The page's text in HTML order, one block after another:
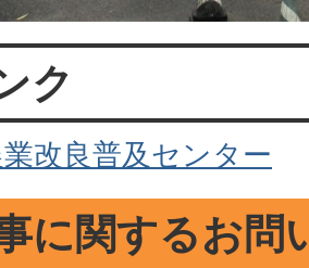
ク
改良普及センター
に関するお問